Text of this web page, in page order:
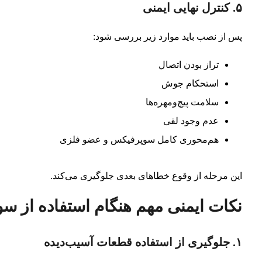
۵. کنترل نهایی ایمنی
پس از نصب باید موارد زیر بررسی شود:
تراز بودن اتصال
استحکام جوش
سلامت پیچ‌ومهره‌ها
عدم وجود لقی
هم‌محوری کامل سوپرفیکس و عضو فلزی
این مرحله از وقوع خطاهای بعدی جلوگیری می‌کند.
نکات ایمنی مهم هنگام استفاده از
۱. جلوگیری از استفاده قطعات آسیب‌دیده